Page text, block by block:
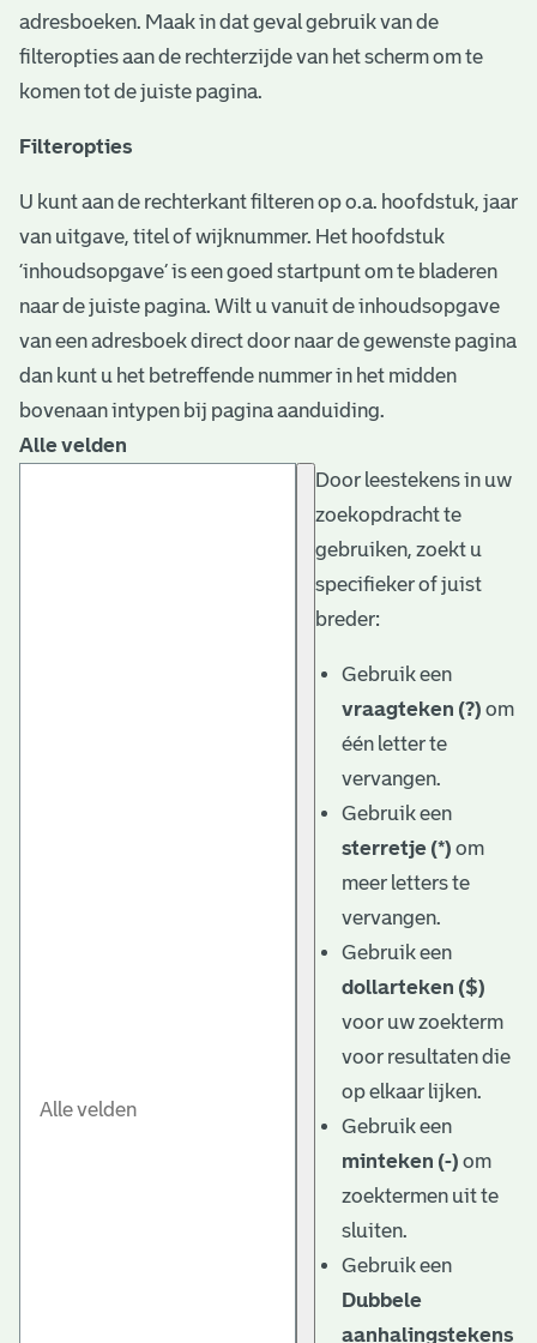
adresboeken. Maak in dat geval gebruik van de
filteropties aan de rechterzijde van het scherm om te
komen tot de juiste pagina.
Filteropties
U kunt aan de rechterkant filteren op o.a. hoofdstuk, jaar
van uitgave, titel of wijknummer. Het hoofdstuk
‘inhoudsopgave’ is een goed startpunt om te bladeren
naar de juiste pagina. Wilt u vanuit de inhoudsopgave
van een adresboek direct door naar de gewenste pagina
dan kunt u het betreffende nummer in het midden
bovenaan intypen bij pagina aanduiding.
Alle velden
Door leestekens in uw
zoekopdracht te
gebruiken, zoekt u
specifieker of juist
breder:
Gebruik een
vraagteken (?) om
één letter te
vervangen.
Gebruik een
sterretje (*) om
meer letters te
vervangen.
Gebruik een
dollarteken ($)
voor uw zoekterm
voor resultaten die
op elkaar lijken.
Gebruik een
minteken (-) om
zoektermen uit te
sluiten.
Gebruik een
Dubbele
aanhalingstekens